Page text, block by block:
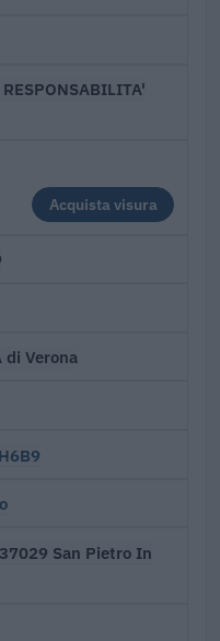
Acquista visura
di Verona
San Pietro In